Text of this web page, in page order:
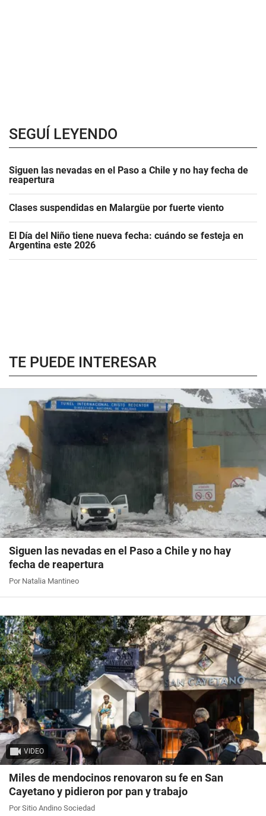
SEGUÍ LEYENDO
Siguen las nevadas en el Paso a Chile y no hay fecha de
reapertura
Clases suspendidas en Malargüe por fuerte viento
El Día del Niño tiene nueva fecha: cuándo se festeja en
Argentina este 2026
TE PUEDE INTERESAR
Siguen las nevadas en el Paso a Chile y no hay
fecha de reapertura
Por Natalia Mantineo
VIDEO
Miles de mendocinos renovaron su fe en San
Cayetano y pidieron por pan y trabajo
Por Sitio Andino Sociedad